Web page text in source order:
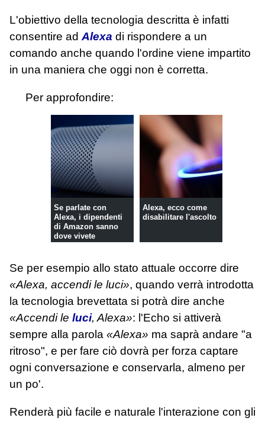
L'obiettivo della tecnologia descritta è infatti
consentire ad Alexa di rispondere a un
comando anche quando l'ordine viene impartito
in una maniera che oggi non è corretta.
Per approfondire:
Se parlate con
Alexa, i dipendenti
di Amazon sanno
dove vivete
Alexa, ecco come
disabilitare l'ascolto
Se per esempio allo stato attuale occorre dire
«Alexa, accendi le luci», quando verrà introdotta
la tecnologia brevettata si potrà dire anche
«Accendi le luci, Alexa»: l'Echo si attiverà
sempre alla parola «Alexa» ma saprà andare "a
ritroso", e per fare ciò dovrà per forza captare
ogni conversazione e conservarla, almeno per
un po'.
Renderà più facile e naturale l'interazione con gli